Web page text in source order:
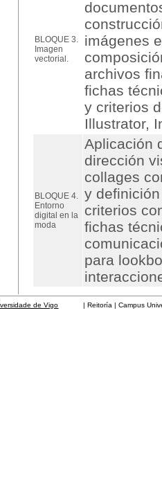
BLOQUE 3.
Imagen
vectorial.
imágenes
archivos
fichas
y criterios
Illustrator,
BLOQUE 4.
Entorno
digital en la
moda
Aplicación
dirección
collages
y
criterios
fichas
para
de Vigo | Reitoría | Campus